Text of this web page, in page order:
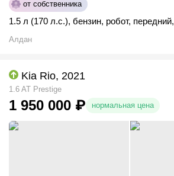
от собственника
1.5 л (170 л.с.), бензин, робот, передний,
Алдан
Kia Rio, 2021
1.6 AT Prestige
1 950 000 ₽ нормальная цена